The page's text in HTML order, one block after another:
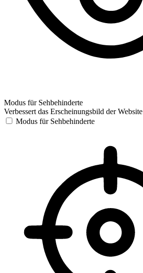
Modus für Sehbehinderte
Verbessert das Erscheinungsbild der Website
Modus für Sehbehinderte